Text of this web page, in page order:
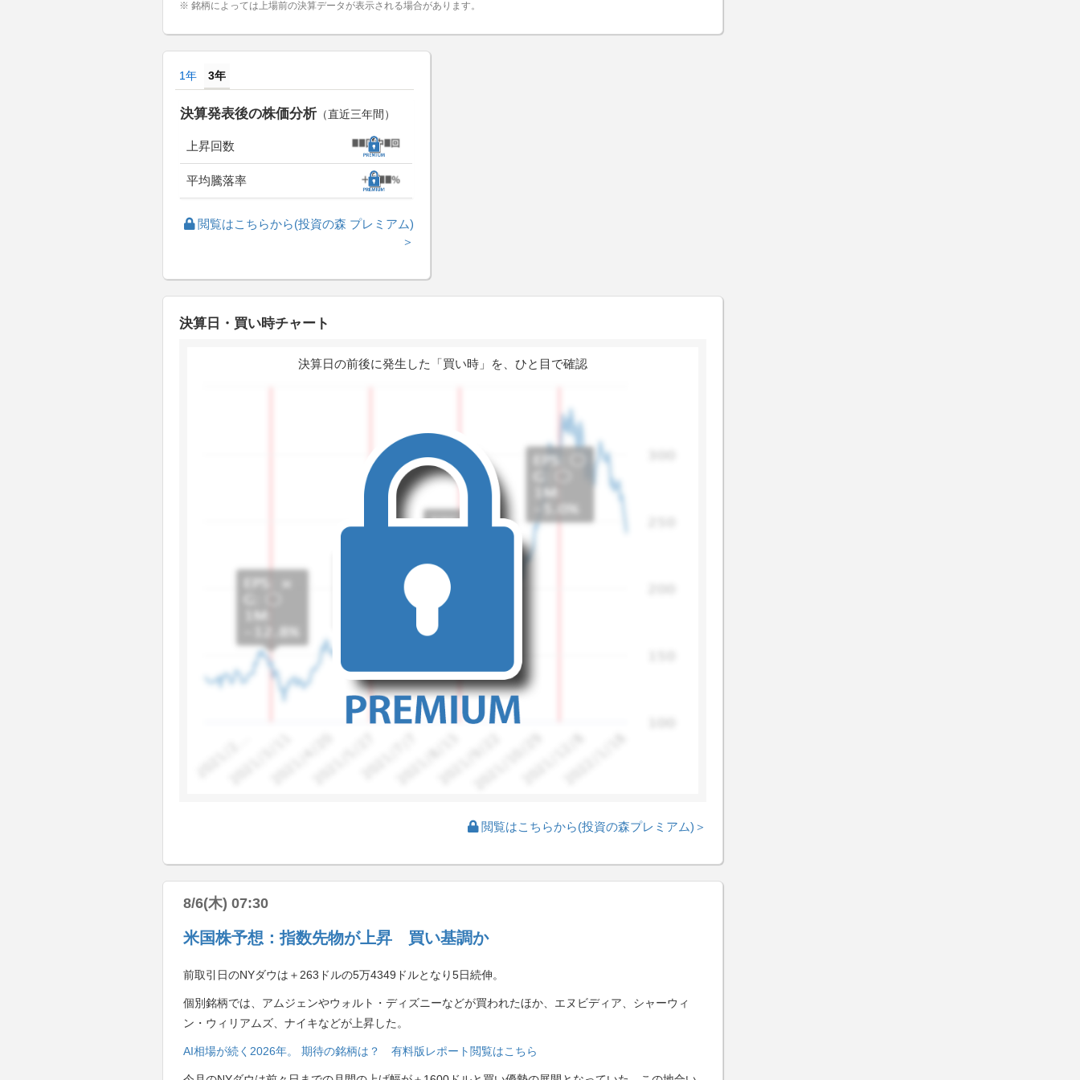
※ 銘柄によっては上場前の決算データが表示される場合があります。
1年 3年
決算発表後の株価分析（直近三年間）
上昇回数
平均騰落率
閲覧はこちらから(投資の森 プレミアム)
＞
決算日・買い時チャート
決算日の前後に発生した「買い時」を、ひと目で確認
閲覧はこちらから(投資の森プレミアム)＞
8/6(木) 07:30
米国株予想：指数先物が上昇 買い基調か
前取引日のNYダウは＋263ドルの5万4349ドルとなり5日続伸。
個別銘柄では、アムジェンやウォルト・ディズニーなどが買われたほか、エヌビディア、シャーウィ
ン・ウィリアムズ、ナイキなどが上昇した。
AI相場が続く2026年。 期待の銘柄は？ 有料版レポート閲覧はこちら